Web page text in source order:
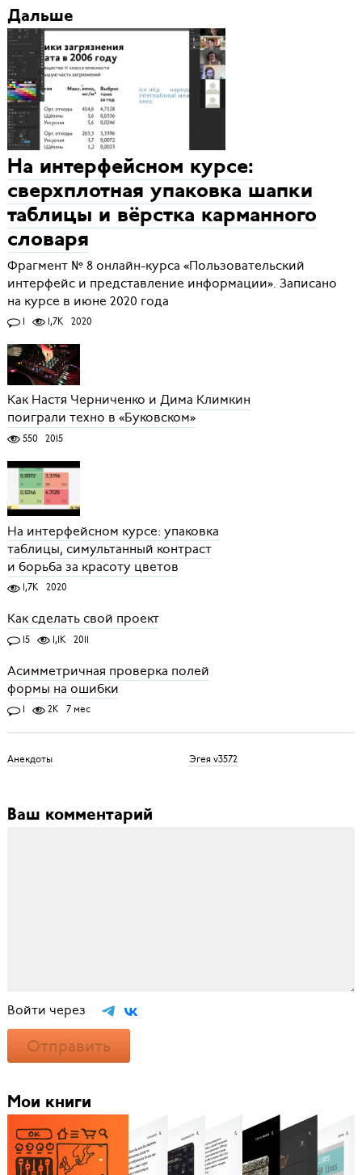
Дальше
На интерфейсном курсе:
сверхплотная упаковка шапки
таблицы и вёрстка карманного
словаря
Фрагмент № 8 онлайн-курса «Пользовательский
интерфейс и представление информации». Записано
на курсе в июне 2020 года
1 1,7K 2020
Как Настя Черниченко и Дима Климкин
поиграли техно в «Буковском»
550 2015
На интерфейсном курсе: упаковка
таблицы, симультанный контраст
и борьба за красоту цветов
1,7K 2020
Как сделать свой проект
15 1,1K 2011
Асимметричная проверка полей
формы на ошибки
1 2K 7 мес
Анекдоты Эгея v3572
Ваш комментарий
Войти через
Отправить
Мои книги